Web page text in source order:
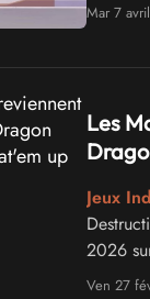
Mar 7
Les
Jeux
2026
Ven 27